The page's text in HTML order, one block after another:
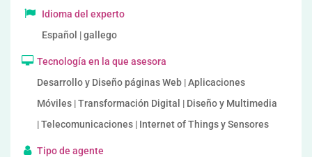
Idioma del experto
Español | gallego
Tecnología en la que asesora
Desarrollo y Diseño páginas Web | Aplicaciones
Móviles | Transformación Digital | Diseño y Multimedia
| Telecomunicaciones | Internet of Things y Sensores
Tipo de agente